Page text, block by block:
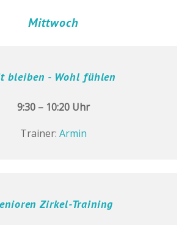
Mittwoch
bleiben - Wohl fühlen
9:30 – 10:20 Uhr
Trainer: Armin
Zirkel-Training